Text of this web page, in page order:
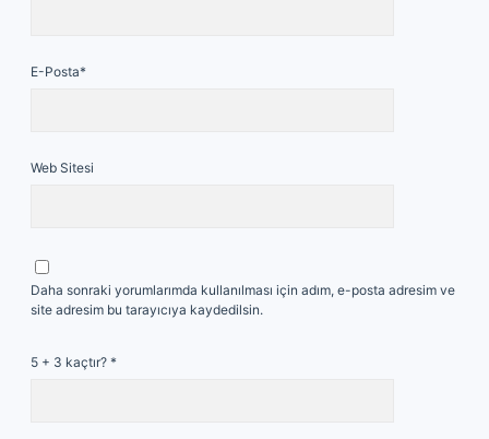
E-Posta*
Web Sitesi
Daha sonraki yorumlarımda kullanılması için adım, e-posta adresim ve
site adresim bu tarayıcıya kaydedilsin.
5 + 3 kaçtır? *